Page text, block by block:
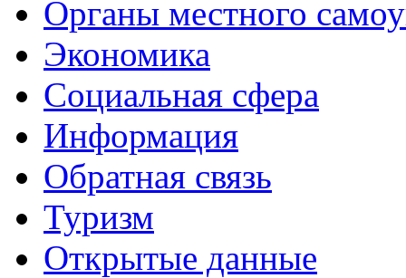
Органы местного
Экономика
Социальная сфера
Информация
Обратная связь
Туризм
Открытые данные